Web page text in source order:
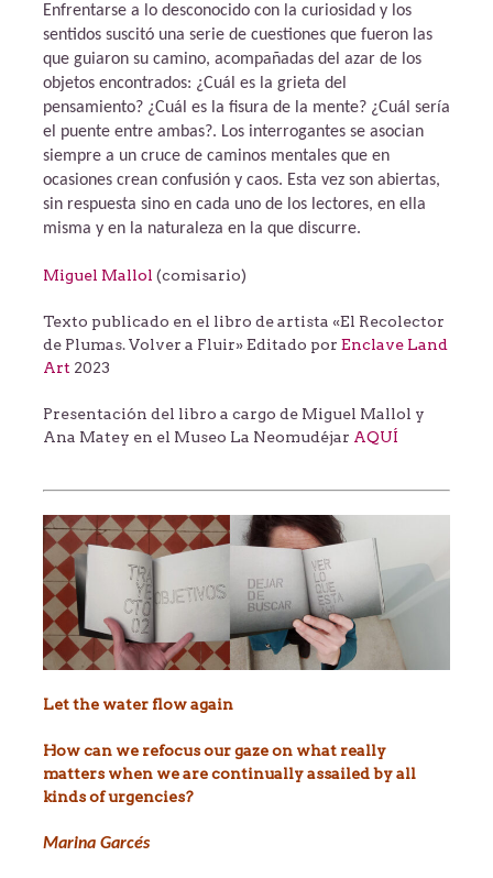
Enfrentarse a lo desconocido con la curiosidad y los
sentidos suscitó una serie de cuestiones que fueron las
que guiaron su camino, acompañadas del azar de los
objetos encontrados: ¿Cuál es la grieta del
pensamiento? ¿Cuál es la fisura de la mente? ¿Cuál sería
el puente entre ambas?. Los interrogantes se asocian
siempre a un cruce de caminos mentales que en
ocasiones crean confusión y caos. Esta vez son abiertas,
sin respuesta sino en cada uno de los lectores, en ella
misma y en la naturaleza en la que discurre.
Miguel Mallol (comisario)
Texto publicado en el libro de artista «El Recolector
de Plumas. Volver a Fluir» Editado por Enclave Land
Art 2023
Presentación del libro a cargo de Miguel Mallol y
Ana Matey en el Museo La Neomudéjar AQUÍ
Let the water flow again
How can we refocus our gaze on what really
matters when we are continually assailed by all
kinds of urgencies?
Marina Garcés